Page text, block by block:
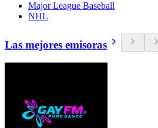
Major League Baseball
NHL
Las mejores emisoras